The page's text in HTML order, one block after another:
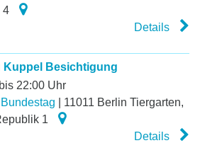
4
Details
Kuppel Besichtigung
22:00 Uhr
11011 Berlin Tiergarten,
1
Details